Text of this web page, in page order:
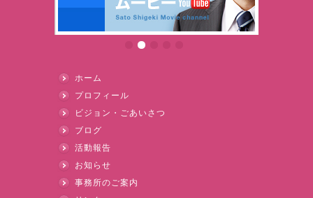
ホーム
プロフィール
ビジョン・ごあいさつ
ブログ
活動報告
お知らせ
事務所のご案内